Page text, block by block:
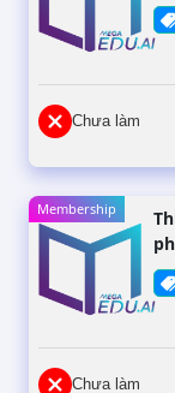
Chưa làm
Membership
Chưa làm